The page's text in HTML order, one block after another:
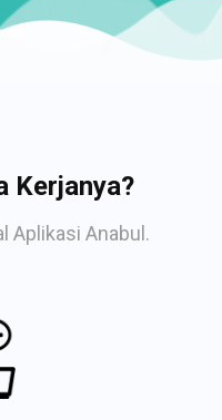
Kerjanya?
Aplikasi Anabul.